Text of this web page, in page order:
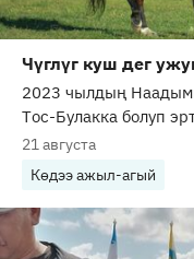
Чүглүг куш дег
2023 чылдың
Тос-Булакка болуп
21 августа
Көдээ ажыл-агый